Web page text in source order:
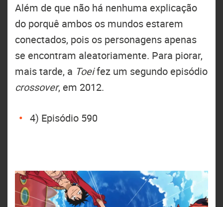
Além de que não há nenhuma explicação
do porquê ambos os mundos estarem
conectados, pois os personagens apenas
se encontram aleatoriamente. Para piorar,
mais tarde, a Toeifez um segundo episódio
crossover, em 2012.
4) Episódio 590